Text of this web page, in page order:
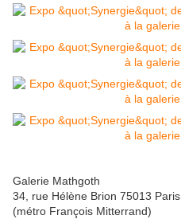
Galerie Mathgoth
34, rue Hélène Brion 75013 Paris
(métro François Mitterrand)